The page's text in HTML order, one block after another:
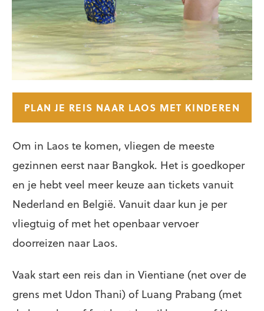
PLAN JE REIS NAAR LAOS MET KINDEREN
Om in Laos te komen, vliegen de meeste
gezinnen eerst naar Bangkok. Het is goedkoper
en je hebt veel meer keuze aan tickets vanuit
Nederland en België. Vanuit daar kun je per
vliegtuig of met het openbaar vervoer
doorreizen naar Laos.
Vaak start een reis dan in Vientiane (net over de
grens met Udon Thani) of Luang Prabang (met